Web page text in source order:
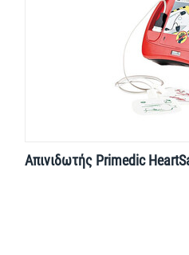
Απινιδωτής Primedic